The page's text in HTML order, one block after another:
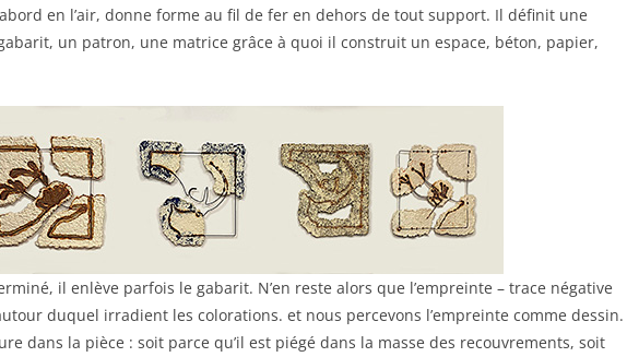
en l’air, donne forme au fil de fer en dehors de tout support. Il définit une
un patron, une matrice grâce à quoi il construit un espace, béton, papier,
il enlève parfois le gabarit. N’en reste alors que l’empreinte – trace négative
duquel irradient les colorations. et nous percevons l’empreinte comme dessin.
dans la pièce : soit parce qu’il est piégé dans la masse des recouvrements, soit